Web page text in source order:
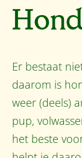
Er bestaat
daarom is
weer (deels)
pup,
het beste